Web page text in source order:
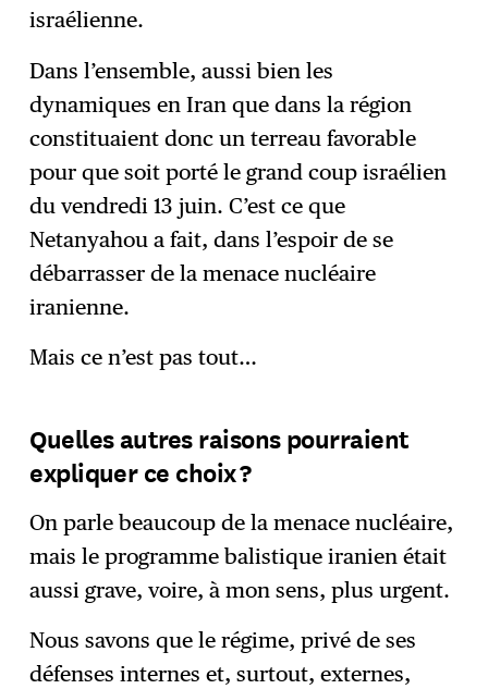
israélienne.
Dans l’ensemble, aussi bien les
dynamiques en Iran que dans la région
constituaient donc un terreau favorable
pour que soit porté le grand coup israélien
du vendredi 13 juin. C’est ce que
Netanyahou a fait, dans l’espoir de se
débarrasser de la menace nucléaire
iranienne.
Mais ce n’est pas tout…
Quelles autres raisons pourraient
expliquer ce choix ?
On parle beaucoup de la menace nucléaire,
mais le programme balistique iranien était
aussi grave, voire, à mon sens, plus urgent.
Nous savons que le régime, privé de ses
défenses internes et, surtout, externes,